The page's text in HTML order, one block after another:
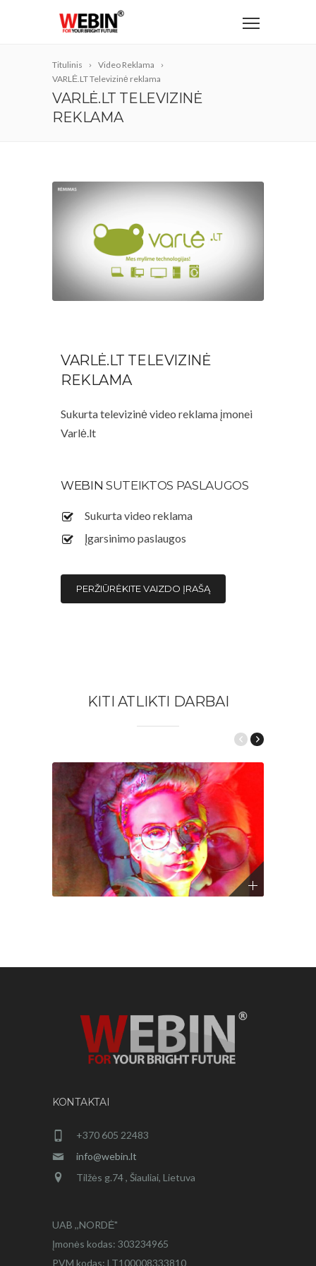
Titulinis
Video Reklama
VARLĖ.LT Televizinė reklama
VARLĖ.LT TELEVIZINĖ
REKLAMA
VARLĖ.LT TELEVIZINĖ
REKLAMA
Sukurta televizinė video reklama įmonei
Varlė.lt
WEBIN SUTEIKTOS PASLAUGOS
Sukurta video reklama
Įgarsinimo paslaugos
PERŽIŪRĖKITE VAIZDO ĮRAŠĄ
KITI ATLIKTI DARBAI
KONTAKTAI
+370 605 22483
info@webin.lt
Tilžės g.74 , Šiauliai, Lietuva
UAB ,,NORDĖ"
Įmonės kodas: 303234965
PVM kodas: LT100008333810